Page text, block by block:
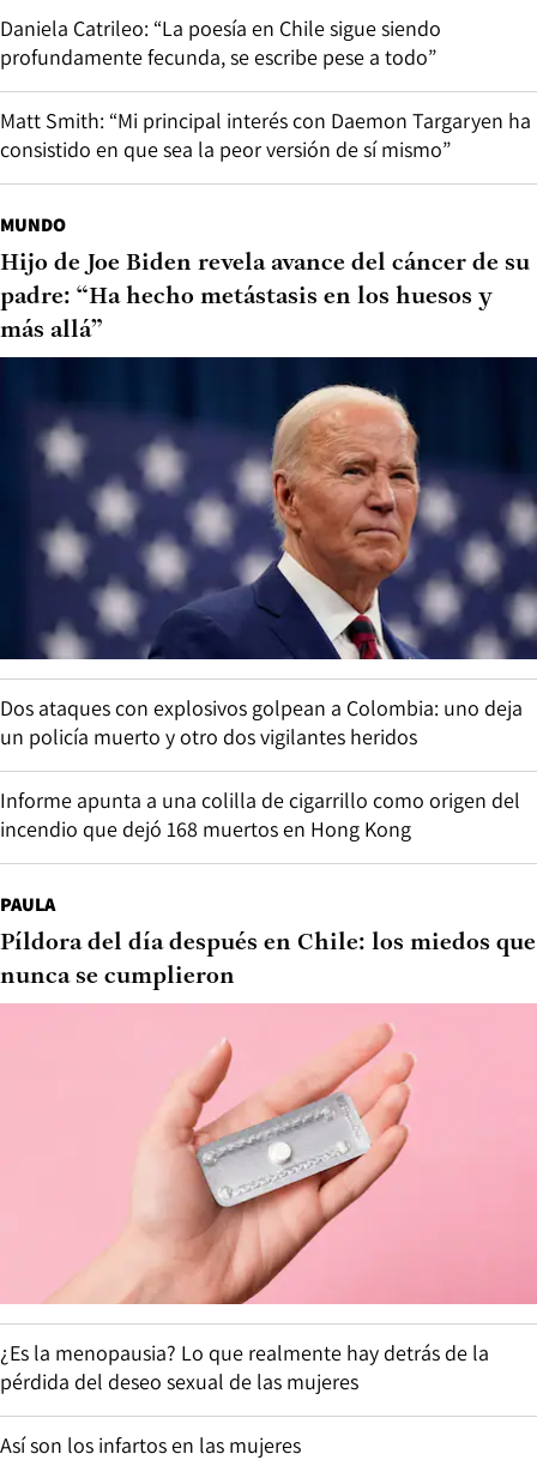
Daniela Catrileo: “La poesía en Chile sigue siendo
profundamente fecunda, se escribe pese a todo”
Matt Smith: “Mi principal interés con Daemon Targaryen ha
consistido en que sea la peor versión de sí mismo”
MUNDO
Hijo de Joe Biden revela avance del cáncer de su
padre: “Ha hecho metástasis en los huesos y
más allá”
Dos ataques con explosivos golpean a Colombia: uno deja
un policía muerto y otro dos vigilantes heridos
Informe apunta a una colilla de cigarrillo como origen del
incendio que dejó 168 muertos en Hong Kong
PAULA
Píldora del día después en Chile: los miedos que
nunca se cumplieron
¿Es la menopausia? Lo que realmente hay detrás de la
pérdida del deseo sexual de las mujeres
Así son los infartos en las mujeres